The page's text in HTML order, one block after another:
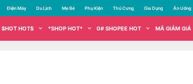
Điện Máy Du Lịch Mẹ Bé Phụ Kiện Thú Cưng Gia Dụng Ăn Uống
$HOT HOT$ *SHOP HOT* 0# SHOPEE HOT MÃ GIẢM GIÁ